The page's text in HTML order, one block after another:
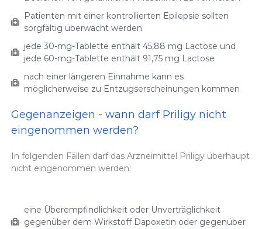
Patienten mit einer kontrollierten Epilepsie sollten
sorgfältig überwacht werden
jede 30-mg-Tablette enthält 45,88 mg Lactose und
jede 60-mg-Tablette enthält 91,75 mg Lactose
nach einer längeren Einnahme kann es
möglicherweise zu Entzugserscheinungen kommen
Gegenanzeigen - wann darf Priligy nicht
eingenommen werden?
In folgenden Fällen darf das Arzneimittel Priligy überhaupt
nicht eingenommen werden:
eine Überempfindlichkeit oder Unverträglichkeit
gegenüber dem Wirkstoff Dapoxetin oder gegenüber